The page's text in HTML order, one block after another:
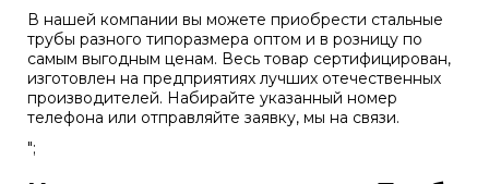
В нашей компании вы можете приобрести стальные
трубы разного типоразмера оптом и в розницу по
самым выгодным ценам. Весь товар сертифицирован,
изготовлен на предприятиях лучших отечественных
производителей. Набирайте указанный номер
телефона или отправляйте заявку, мы на связи.
";